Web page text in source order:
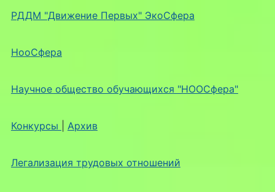
РДДМ "Движение Первых" ЭкоСфера
НооСфера
Научное общество обучающихся "НООСфера"
Конкурсы Архив
Легализация трудовых отношений